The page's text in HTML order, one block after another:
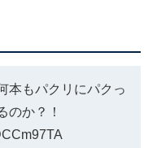
本もパクリにパクっ
のか？！